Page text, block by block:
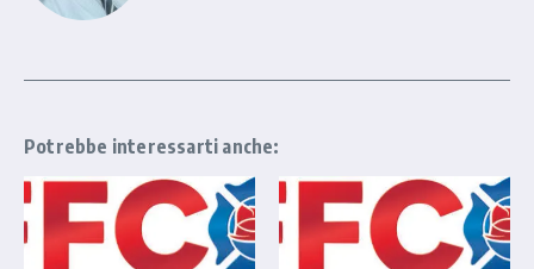
Potrebbe interessarti anche: